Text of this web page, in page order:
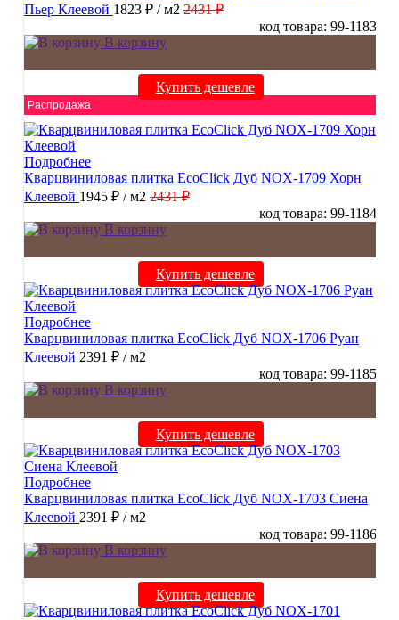
Пьер Клеевой 1823 ₽ / м2 2431 ₽
код товара: 99-1183
В корзину
Купить дешевле
Распродажа
Подробнее
Кварцвиниловая плитка EcoClick Дуб NOX-1709 Хорн
Клеевой 1945 ₽ / м2 2431 ₽
код товара: 99-1184
В корзину
Купить дешевле
Подробнее
Кварцвиниловая плитка EcoClick Дуб NOX-1706 Руан
Клеевой 2391 ₽ / м2
код товара: 99-1185
В корзину
Купить дешевле
Подробнее
Кварцвиниловая плитка EcoClick Дуб NOX-1703 Сиена
Клеевой 2391 ₽ / м2
код товара: 99-1186
В корзину
Купить дешевле